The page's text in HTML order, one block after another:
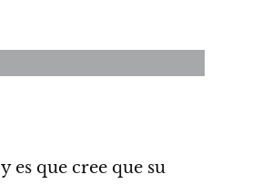
y es que cree que su